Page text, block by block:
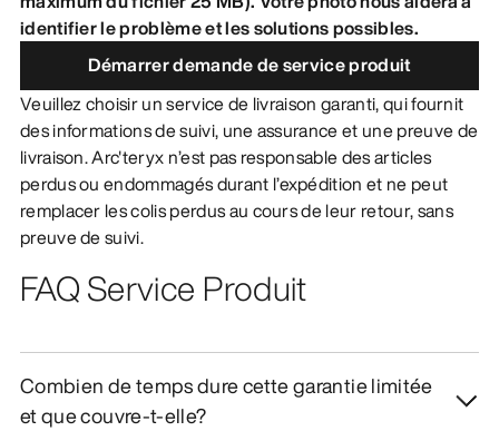
DÉCOUVRIR
identifier le problème et les solutions possibles.
Démarrer demande de service produit
Veuillez choisir un service de livraison garanti, qui fournit
des informations de suivi, une assurance et une preuve de
livraison. Arc'teryx n’est pas responsable des articles
perdus ou endommagés durant l’expédition et ne peut
remplacer les colis perdus au cours de leur retour, sans
preuve de suivi.
FAQ Service Produit
Combien de temps dure cette garantie limitée
et que couvre-t-elle?